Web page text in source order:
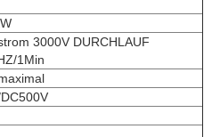
3000V DURCHLAUF
1Min